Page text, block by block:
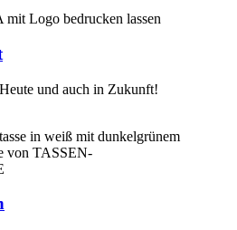
und auch in Zukunft!